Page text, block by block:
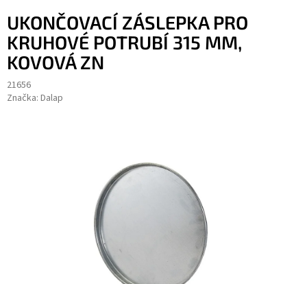
UKONČOVACÍ ZÁSLEPKA PRO
KRUHOVÉ POTRUBÍ 315 MM,
KOVOVÁ ZN
21656
Značka: Dalap